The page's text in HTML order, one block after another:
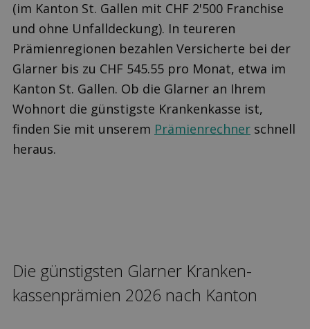
(im Kanton St. Gallen mit CHF 2'500 Franchise
und ohne Unfalldeckung). In teureren
Prämienregionen bezahlen Versicherte bei der
Glarner bis zu CHF 545.55 pro Monat, etwa im
Kanton St. Gallen. Ob die Glarner an Ihrem
Wohnort die günstigste Krankenkasse ist,
finden Sie mit unserem Prämienrechner schnell
heraus.
Die günstigsten Glarner Kranken­
kassen­prämien 2026 nach Kanton